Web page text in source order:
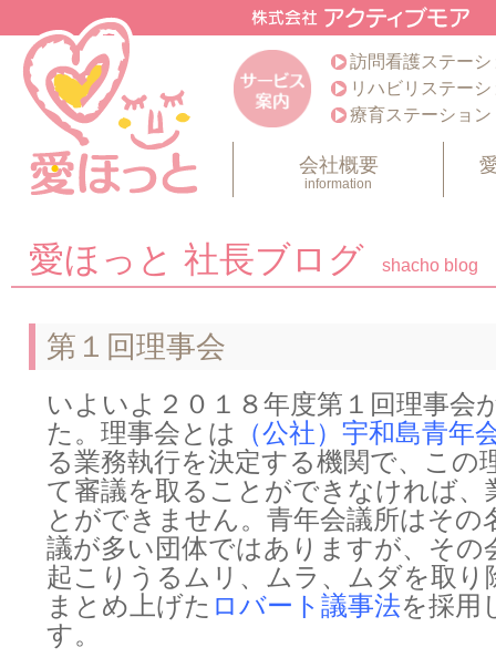
訪問看護ステー
リハビリステー
療育ステーション
会社概要
information
愛ほっと 社長ブログ shacho blog
第１回理事会
いよいよ２０１８年度第１回理事会
た。理事会とは
（公社）宇和島青年
る業務執行を決定する機関で、この
て審議を取ることができなければ、
とができません。青年会議所はその
議が多い団体ではありますが、その
起こりうるムリ、ムラ、ムダを取り
まとめ上げた ロバート議事法を採用
す。